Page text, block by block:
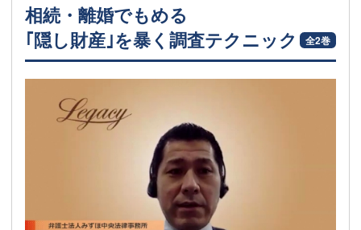
相続・離婚でもめる
｢隠し財産｣を暴く調査テクニック
全2巻